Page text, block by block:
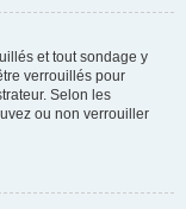
et tout sondage y
verrouillés pour
Selon les
ou non verrouiller